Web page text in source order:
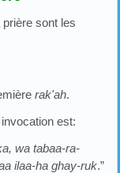
sont les
rak'ah.
est:
wa tabaa-ra-
ilaa-ha ghay-ruk.”